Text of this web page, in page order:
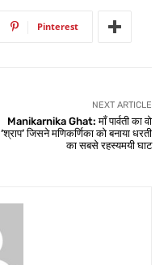
Pinterest
NEXT ARTICLE
Manikarnika Ghat: माँ पार्वती का वो
‘श्राप’ जिसने मणिकर्णिका को बनाया धरती
का सबसे रहस्यमयी घाट